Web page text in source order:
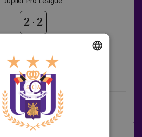
Jupiler Pro League
2 2
game Highlights